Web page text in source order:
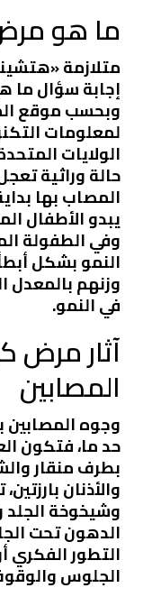
ما هو
متلازمة
إجابة سؤال ما
وبحسب موقع
لمعلومات
الولايات
حالة وراثية
المصاب بها
يبدو الأطفال
وفي الطفولة
النمو بشكل
وزنهم
في النمو.
آثار مرض
المصابين
وجوه المصابين
حد ما، فتكون
بطرف منقار
والأذنان
وشيخوخة
الدهون تحت
التطور الفكري
الجلوس